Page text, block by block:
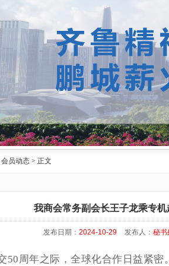
会员动态 > 正文
我商会常务副会长王子龙乘专
发布日期： 2024-10-29 发布人： 秘书
50周年之际，全球化合作日益紧